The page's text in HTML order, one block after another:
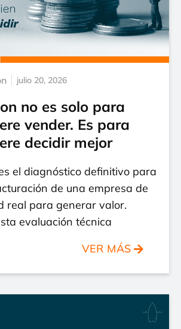
julio 20, 2026
no es solo para
vender. Es para
decidir mejor
el diagnóstico definitivo para
de una empresa de
real para generar valor.
evaluación técnica
VER MÁS